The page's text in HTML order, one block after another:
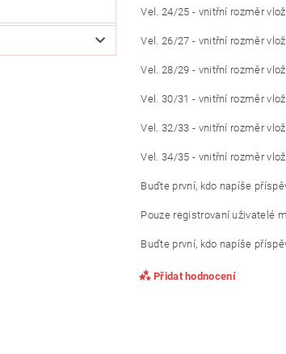
Vel. 24/25 - vnitřní rozměr
Vel. 26/27 - vnitřní rozměr
Vel. 28/29 - vnitřní rozměr
Vel. 30/31 - vnitřní rozměr
Vel. 32/33 - vnitřní rozměr
Vel. 34/35 - vnitřní rozměr
Buďte první, kdo napíše
Pouze registrovaní uživatelé
Buďte první, kdo napíše
Přidat hodnocení